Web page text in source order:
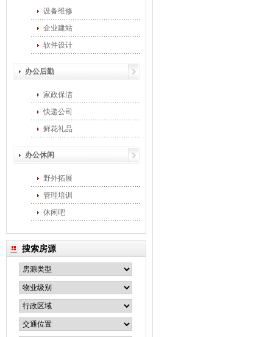
设备维修
企业建站
软件设计
办公后勤
家政保洁
快递公司
鲜花礼品
办公休闲
野外拓展
管理培训
休闲吧
搜索房源